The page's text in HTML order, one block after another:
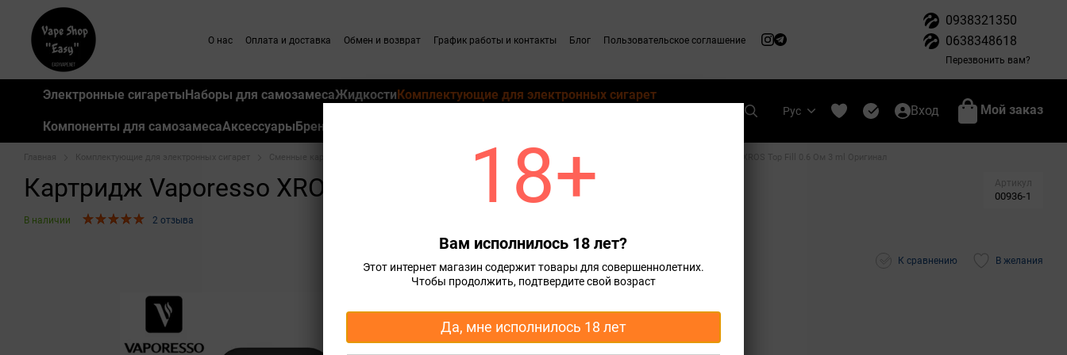
Перейти к основному контенту
О нас Оплата и доставка Обмен и возврат График работы и контакты Блог Пользовательское соглашение
0938321350
0638348618
Перезвонить вам?
Электронные сигаретыНаборы для самозамесаЖидкостиКомплектующие для электронных сигарет
Компоненты для самозамесаАксессуарыБренды
Рус Вход Мой заказ
Комплектующие для электронных сигарет Сменные картриджи для Pod систем Сменные картриджи для Pod систем Vaporesso Картридж Vaporesso XROS Top Fill 0.6 Ом 3 ml Оригинал
Картридж Vaporesso XROS Top Fill 0.6 Ом 3 ml Оригинал Артикул
00936-1
В наличии 2 отзыва
139 грн К сравнению В желания
Купить
Характеристики
18+
Вам исполнилось 18 лет?
Этот интернет магазин содержит товары для совершеннолетних.
Чтобы продолжить, подтвердите свой возраст
Да, мне исполнилось 18 лет